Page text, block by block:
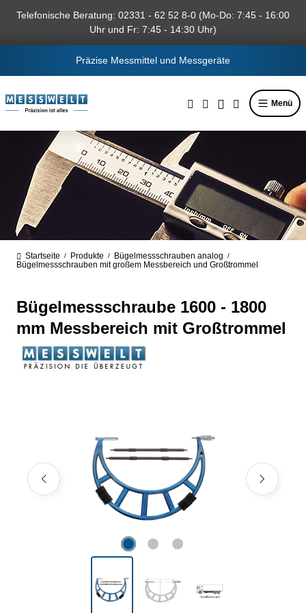
springen
Telefonische Beratung: 02331 - 62 52 8-0 (Mo-Do: 7:45 - 16:00
Uhr und Fr: 7:45 - 14:30 Uhr)
Präzise Messmittel und Messgeräte
Menü
Startseite / Produkte / Bügelmessschrauben analog /
Bügelmessschrauben mit großem Messbereich und Großtrommel
Bügelmessschraube 1600 - 1800
mm Messbereich mit Großtrommel